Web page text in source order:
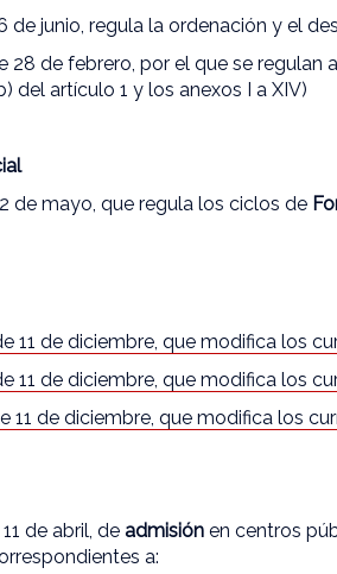
de junio, regula la ordenación y el
28 de febrero, por el que se regulan
del artículo 1 y los anexos I a XIV)
de mayo, que regula los ciclos de
11 de diciembre, que modifica los
11 de diciembre, que modifica los
11 de diciembre, que modifica los
de abril, de admisión en centros
a: